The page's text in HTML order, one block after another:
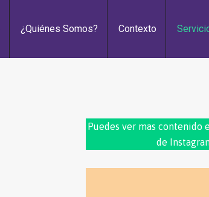
¿Quiénes Somos? Contexto
Puedes ver mas contenido
de